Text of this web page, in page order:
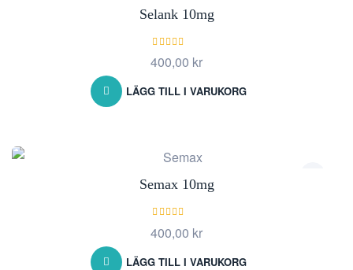
Selank 10mg
Betygsatt
5.00
400,00 kr
LÄGG TILL I VARUKORG
Semax 10mg
Betygsatt
5.00 av 5
400,00 kr
LÄGG TILL I VARUKORG